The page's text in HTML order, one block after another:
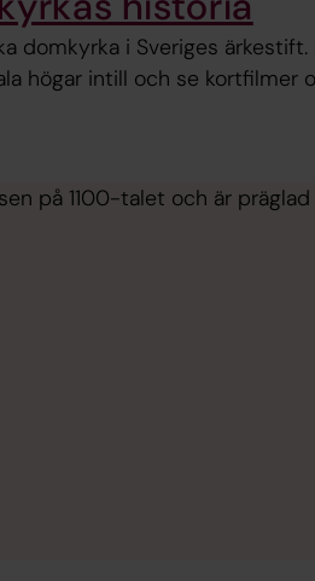
domkyrka i Sveriges
högar intill och se kortfilmer
på 1100-talet och är